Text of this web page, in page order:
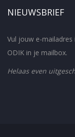
NIEUWSBRIEF
Vul jouw e-
ODIK in je mailbox.
Helaas even